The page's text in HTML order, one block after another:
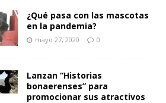
¿Qué pasa con las mascotas
en la pandemia?
mayo 27, 2020 0
Lanzan “Historias
bonaerenses” para
promocionar sus atractivos